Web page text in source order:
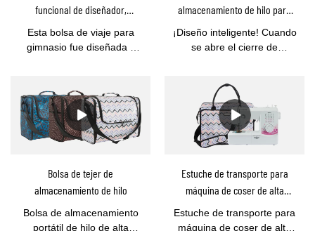
funcional de diseñador,
proveedores al por mayor-
YOUCCO
Esta bolsa de viaje para
gimnasio fue diseñada y
con espacio amplio para
computadora portátil,
zapatos, ropa, teléfono,
llaves y puerto de carga
suministrado con MOQ 5
piezas, admite envío directo
dentro de los 5 días.Si tiene
alguna pregunta, por favor
almacenamiento de hilo para
tejer, bolsa de almacenamiento
para tejer, soporte para hilo de
¡Diseño inteligente! Cuando
se abre el cierre de
transparente le permite ver
los colores del hilo de
algodón rápidamente.Esta
bolsa para tejer de
almacenamiento de hilo
principal para almacenar 9
ovillos de aproximadamente
130 yardas de hilos de
algodón, 1 bolsillo grande
Bolsa de tejer de
almacenamiento de hilo
Bolsa de almacenamiento
portátil de hilo de alta
Estuche de transporte para
máquina de coser de alta
calidad, bolsa para máquina de
coser para viajar DS200107 al
Estuche de transporte para
máquina de coser de alta